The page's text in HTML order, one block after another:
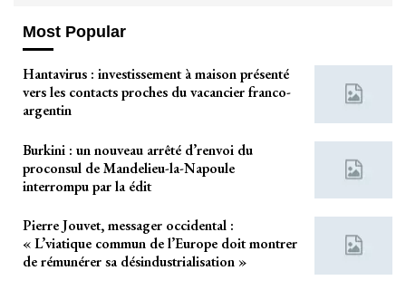
Most Popular
Hantavirus : investissement à maison présenté
vers les contacts proches du vacancier franco-
argentin
Burkini : un nouveau arrêté d’renvoi du
proconsul de Mandelieu-la-Napoule
interrompu par la édit
Pierre Jouvet, messager occidental :
« L’viatique commun de l’Europe doit montrer
de rémunérer sa désindustrialisation »